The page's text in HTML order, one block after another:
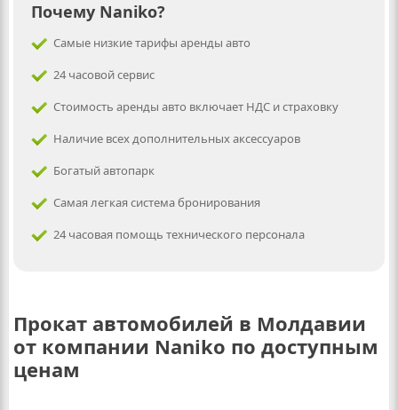
Почему Naniko?
Самые низкие тарифы аренды авто
24 часовой сервис
Стоимость аренды авто включает НДС и страховку
Наличие всех дополнительных аксессуаров
Богатый автопарк
Самая легкая система бронирования
24 часовая помощь технического персонала
Прокат автомобилей в Молдавии
от компании Naniko по доступным
ценам